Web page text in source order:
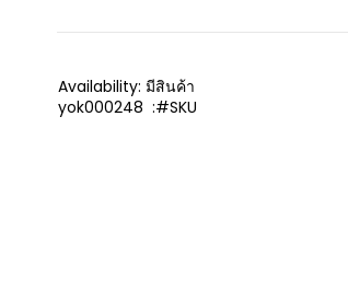
Availability: มีสินค้า
SKU
yok000248